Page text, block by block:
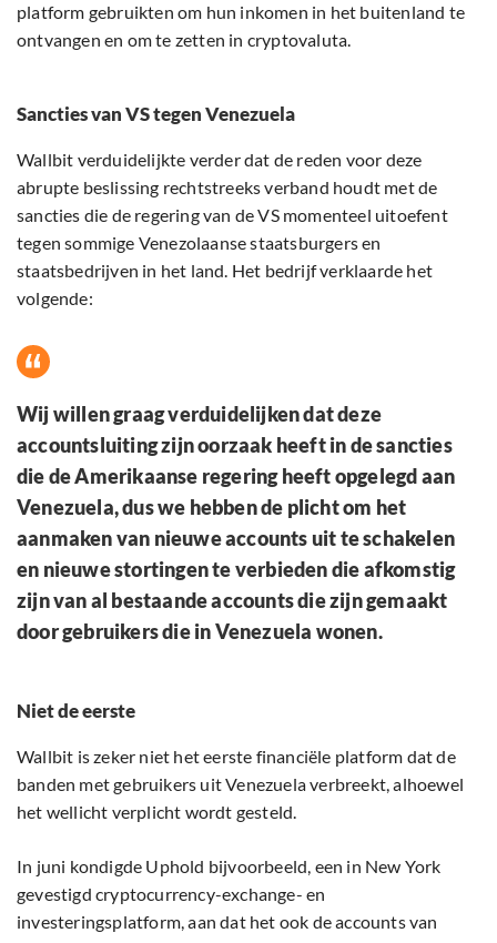
platform gebruikten om hun inkomen in het buitenland te
ontvangen en om te zetten in cryptovaluta.
Sancties van VS tegen Venezuela
Wallbit verduidelijkte verder dat de reden voor deze
abrupte beslissing rechtstreeks verband houdt met de
sancties die de regering van de VS momenteel uitoefent
tegen sommige Venezolaanse staatsburgers en
staatsbedrijven in het land. Het bedrijf verklaarde het
volgende:
Wij willen graag verduidelijken dat deze
accountsluiting zijn oorzaak heeft in de sancties
die de Amerikaanse regering heeft opgelegd aan
Venezuela, dus we hebben de plicht om het
aanmaken van nieuwe accounts uit te schakelen
en nieuwe stortingen te verbieden die afkomstig
zijn van al bestaande accounts die zijn gemaakt
door gebruikers die in Venezuela wonen.
Niet de eerste
Wallbit is zeker niet het eerste financiële platform dat de
banden met gebruikers uit Venezuela verbreekt, alhoewel
het wellicht verplicht wordt gesteld.
In juni kondigde Uphold bijvoorbeeld, een in New York
gevestigd cryptocurrency-exchange- en
investeringsplatform, aan dat het ook de accounts van